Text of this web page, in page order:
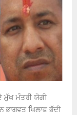
ਮੁੱਖ ਮੰਤਰੀ ਯੋਗੀ
ਖਿਲਾਫ ਭੱਦੀ